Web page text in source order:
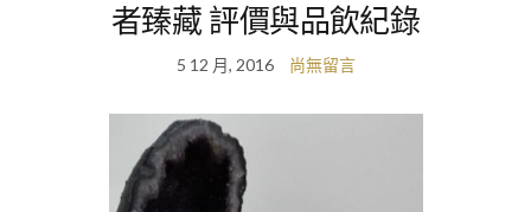
者臻藏 評價與品飲紀錄
5 12 月, 2016 尚無留言